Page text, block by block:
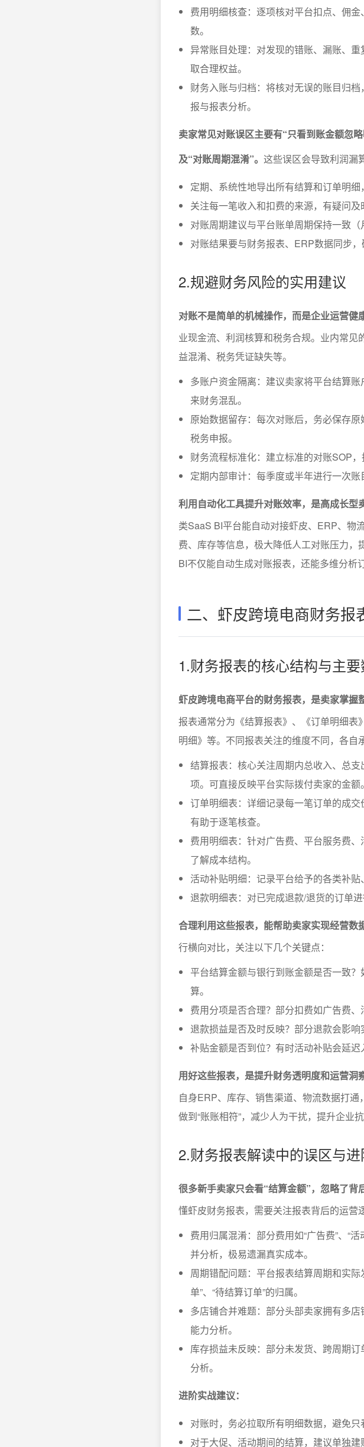
费用明细核查：逐项核对平台扣点、佣
数。
异常账目处理：对发现的错账、漏账、
取合理权益。
财务入账与归档：将核对无误的账目归
报与报表分析。
卖家常见对账误区主要有“只看到账金额忽
及“对账周期混淆”。 这些误区会导致利润漏
定期、系统性地导出所有结算和订单明细
关注每一笔收入和扣费的来源，有疑问及
对账周期建议与平台账单周期保持一致（
对账结果要与财务报表、ERP数据同步，
2.规避财务风险的实用建议
对账不是简单的机械操作，而是企业运营健
业现金流、利润核算和税务合规。业内常
益混淆、税务凭证缺失等。
多账户资金隔离：建议卖家将平台结算
来财务混乱。
原始数据留存：每次对账后，务必保存
税务申报。
财务流程标准化：建立标准的对账SOP
定期内部审计：每季度或半年进行一次账
利用自动化工具提升对账效率，是高成长型
类SaaS BI平台能自动对接虾皮、ERP、物
费、库存等信息，极大降低人工对账压力
BI不仅能自动生成对账报表，还能多维分析
二、虾皮跨境电商财务报
1.财务报表的核心结构与主
虾皮跨境电商平台的财务报表，是卖家掌握
报表通常分为《结算报表》、《订单明细
明细》等。不同报表关注的维度不同，各自
结算报表：核心关注周期内总收入、总
项。可直接反映平台实际拨付卖家的金额。
订单明细表：详细记录每一笔订单的成
有助于逐笔核查。
费用明细表：针对广告费、平台服务费
了解成本结构。
活动补贴明细：记录平台给予的各类补
退款明细表：对已完成退款/退货的订单
合理利用这些报表，能帮助卖家实现经营数
行横向对比，关注以下几个关键点：
平台结算金额与银行到账金额是否一致
算。
费用分项是否合理？部分扣费如广告费、
退款损益是否及时反映？部分退款会影响
补贴金额是否到位？有时活动补贴会延迟
用好这些报表，是提升财务透明度和运营洞
自身ERP、库存、销售渠道、物流数据打通
做到“账账相符”，减少人为干扰，提升企业抗
2.财务报表解读中的误区与
很多新手卖家只会看“结算金额”，忽略了背
懂虾皮财务报表，需要关注报表背后的运营
费用归属混淆：部分费用如“广告费”、“
并分析，极易遗漏真实成本。
周期错配问题：平台报表结算周期和实
单”、“待结算订单”的归属。
多店铺合并难题：部分头部卖家拥有多
能力分析。
库存损益未反映：部分未发货、跨周期
分析。
进阶实战建议：
对账时，务必拉取所有明细数据，避免只
对于大促、活动期间的结算，建议单独